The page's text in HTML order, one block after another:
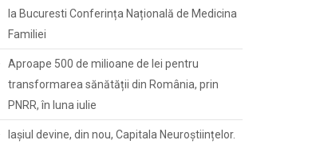
la Bucuresti Conferința Națională de Medicina
Familiei
Aproape 500 de milioane de lei pentru
transformarea sănătății din România, prin
PNRR, în luna iulie
Iașiul devine, din nou, Capitala Neuroștiințelor.